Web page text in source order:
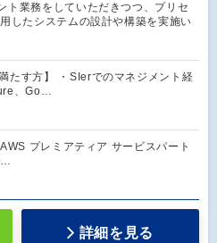
ト業務をしていただきつつ、プリセ
したシステムの設計や構築を実施い
たす方】 ・SIerでのマネジメント経
、Go…
プレミアティア サービスパート
…
詳細を見る